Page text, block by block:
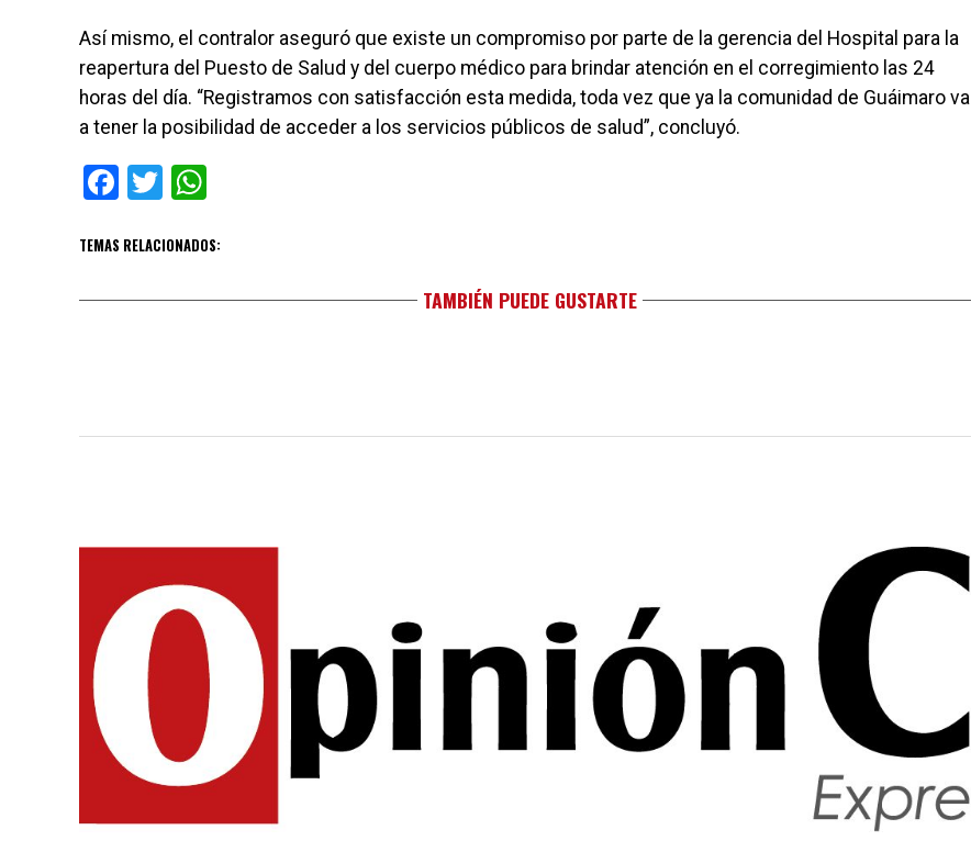
Así mismo, el contralor aseguró que existe un compromiso por parte de la gerencia del Hospital para la
reapertura del Puesto de Salud y del cuerpo médico para brindar atención en el corregimiento las 24
horas del día. “Registramos con satisfacción esta medida, toda vez que ya la comunidad de Guáimaro va
a tener la posibilidad de acceder a los servicios públicos de salud”, concluyó.
Facebook
Twitter
TEMAS RELACIONADOS:
TAMBIÉN PUEDE GUSTARTE